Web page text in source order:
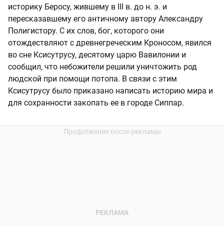
историку Беросу, жившему в III в. до н. э. и
пересказавшему его античному автору Александру
Полигистору. С их слов, бог, которого они
отождествляют с древнегреческим Кроносом, явился
во сне Ксисутрусу, десятому царю Вавилонии и
сообщил, что небожители решили уничтожить род
людской при помощи потопа. В связи с этим
Ксисутрусу было приказано написать историю мира и
для сохранности закопать ее в городе Сиппар.